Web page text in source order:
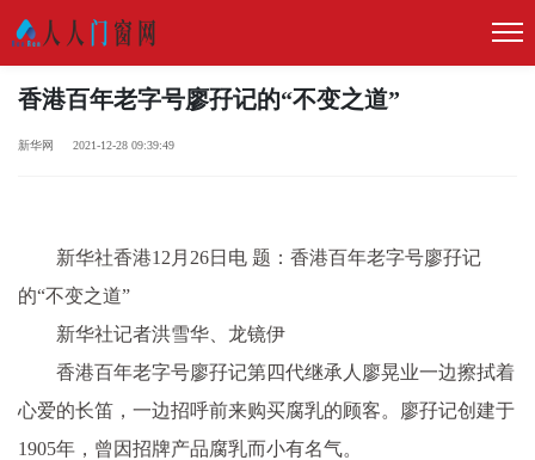
香港百年老字号廖孖记的“不变之道”
新华网 2021-12-28 09:39:49
新华社香港12月26日电 题：香港百年老字号廖孖记
的“不变之道”
新华社记者洪雪华、龙镜伊
香港百年老字号廖孖记第四代继承人廖晃业一边擦拭着
心爱的长笛，一边招呼前来购买腐乳的顾客。廖孖记创建于
1905年，曾因招牌产品腐乳而小有名气。